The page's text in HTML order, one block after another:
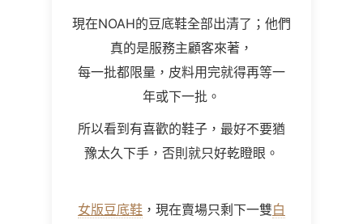
現在NOAH的豆底鞋全部出清了；他們
真的是服務主顧客來著，
每一批都限量，皮料用完就得再等一
年或下一批。
所以看到有喜歡的鞋子，最好不要猶
豫太久下手，否則就只好乾瞪眼。
女版豆底鞋 ，現在賣場只剩下一雙白